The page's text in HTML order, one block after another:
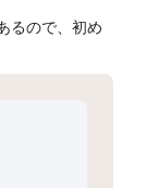
るので、初め